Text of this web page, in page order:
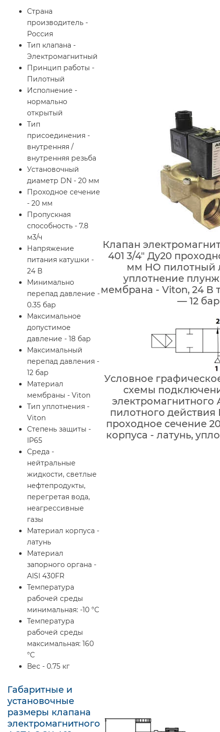
Страна
производитель -
Россия
Тип клапана -
Электромагнитный
Принцип работы -
Пилотный
Исполнение -
нормально
открытый
Тип
присоединения -
внутренняя /
внутренняя резьба
Установочный
диаметр DN - 20 мм
Проходное сечение
- 20 мм
Пропускная
способность - 7.8
м3/ч
Напряжение
питания катушки -
24 В
Минимально
перепад давление -
0.35 бар
Максимальное
допустимое
давление - 18 бар
Максимальный
перепад давления -
12 бар
Материал
мембраны - Viton
Тип уплотнения -
Viton
Степень защиты -
IP65
Среда -
нейтральные
жидкости, светлые
нефтепродукты,
перегретая вода,
неагрессивные
газы
Материал корпуса -
латунь
Материал
запорного органа -
AISI 430FR
Температура
рабочей среды
минимальная: -10 °C
Температура
рабочей среды
максимальная: 160
°C
Вес - 0.75 кг
Клапан
401 3/4″ Ду20
мм НО пилотный
уплотнение
мембрана - Viton, 24 В
— 12 бар
Условное
схемы
электромагнитного
пилотного
проходное сечение
корпуса - латунь,
Габаритные и
установочные
размеры клапана
электромагнитного